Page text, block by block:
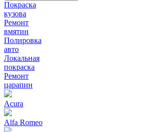
Покраска
кузова
Ремонт
вмятин
Полировка
авто
Локальная
покраска
Ремонт
царапин
Acura
Alfa Romeo